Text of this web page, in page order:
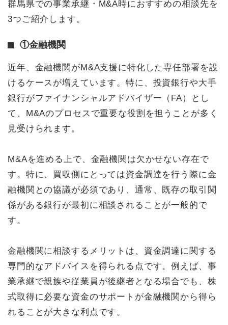
群馬県での事業承継・M&A時におすすめの相談先を
3つご紹介します。
①金融機関
近年、金融機関がM&A支援に特化した専任部署を設
けるケースが増えています。特に、投資銀行や大手
銀行がファイナンシャルアドバイザー（FA）とし
て、M&Aのプロセスで重要な役割を担うことが多く
見受けられます。
M&Aを進める上で、金融機関は欠かせない存在で
す。特に、買収側にとっては資金調達を行う際に金
融機関との協議が必須であり、通常、既存の取引関
係がある銀行が最初に相談されることが一般的で
す。
金融機関に相談するメリットは、資金調達に関する
専門的なアドバイスを得られる点です。例えば、事
業承継で親族や従業員が後継者となる場合でも、株
式取得に必要な資金のサポートが金融機関から得ら
れることが大きな利点です。